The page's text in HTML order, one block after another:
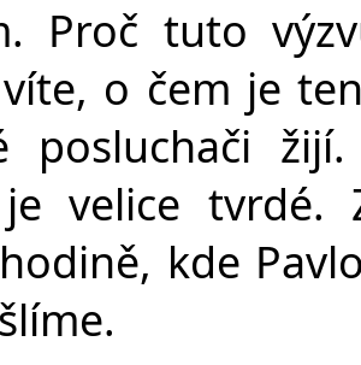
Proč tuto
o čem je
posluchači
je velice
kde